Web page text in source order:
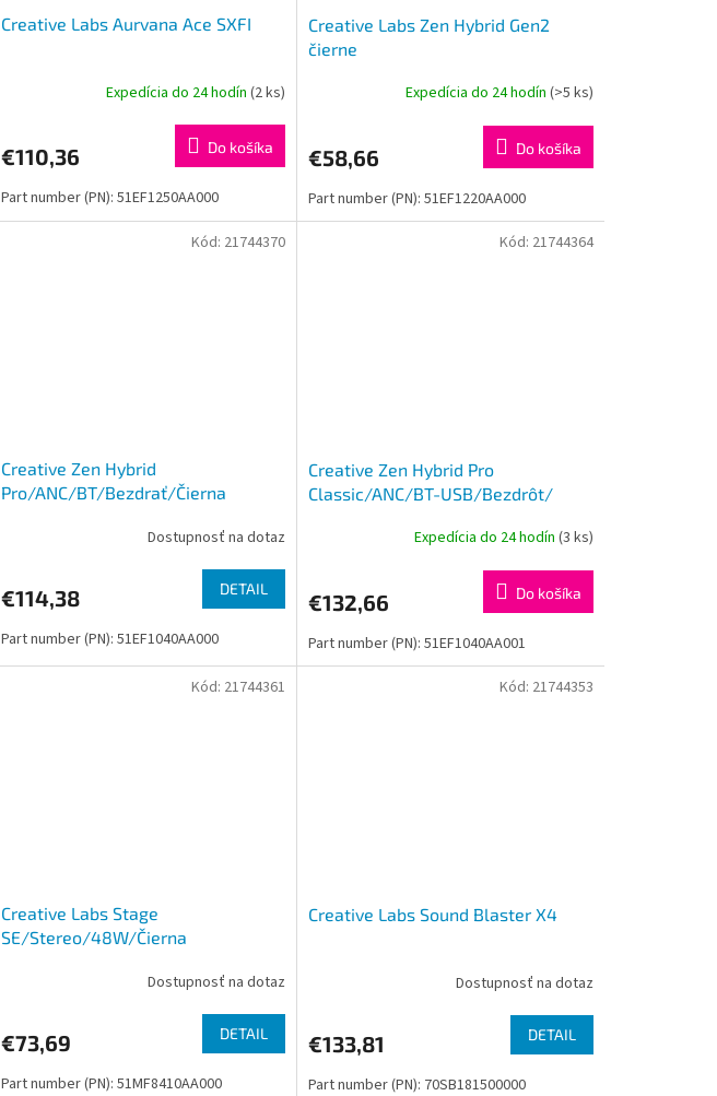
Creative Labs Aurvana Ace SXFI
Expedícia do 24 hodín (2 ks)
€110,36 Do košíka
Part number (PN): 51EF1250AA000
Creative Labs Zen Hybrid Gen2
čierne
Expedícia do 24 hodín (>5 ks)
€58,66 Do košíka
Part number (PN): 51EF1220AA000
Creative Zen Hybrid
Pro/ANC/BT/Bezdrať/Čierna
Dostupnosť na dotaz
€114,38 DETAIL
Part number (PN): 51EF1040AA000
Kód: 21744370
Creative Zen Hybrid Pro
Classic/ANC/BT-USB/Bezdrôt/
Expedícia do 24 hodín (3 ks)
€132,66 Do košíka
Part number (PN): 51EF1040AA001
Kód: 21744364
Creative Labs Stage
SE/Stereo/48W/Čierna
Dostupnosť na dotaz
€73,69 DETAIL
Part number (PN): 51MF8410AA000
Kód: 21744361
Creative Labs Sound Blaster X4
Dostupnosť na dotaz
€133,81 DETAIL
Part number (PN): 70SB181500000
Kód: 21744353